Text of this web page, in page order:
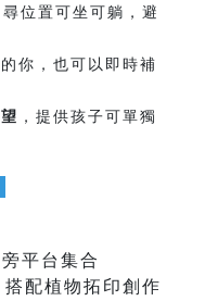
位置可坐可躺，避
的你，也可以即時補
，提供孩子可單獨
平台集合
配植物拓印創作